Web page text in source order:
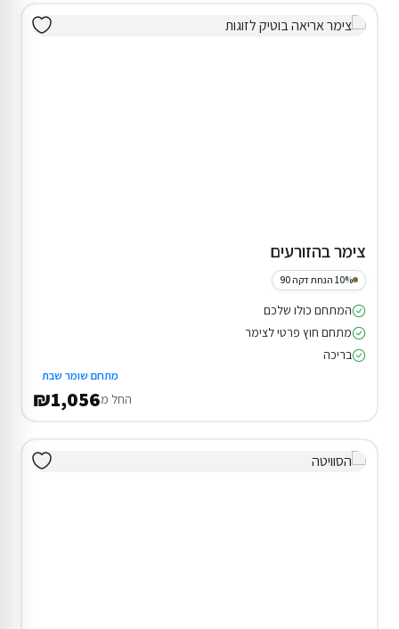
צימר בהזורעים
10% הנחת דקה 90
המתחם כולו שלכם
מתחם חוץ פרטי לצימר
בריכה
מתחם שומר שבת
החל מ₪1,056